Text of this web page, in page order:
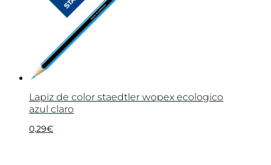
Lapiz de color staedtler wopex ecologico
azul claro
0,29€